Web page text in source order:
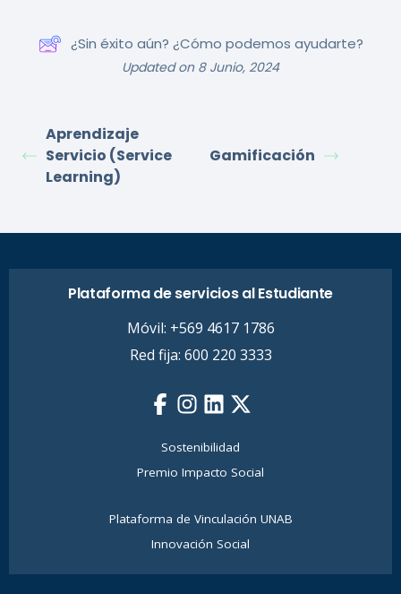
¿Sin éxito aún? ¿Cómo podemos ayudarte?
Updated on 8 Junio, 2024
Aprendizaje
Servicio (Service
Learning)
Gamificación